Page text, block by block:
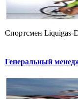
Cпортсмен Liquigas-
Генеральный